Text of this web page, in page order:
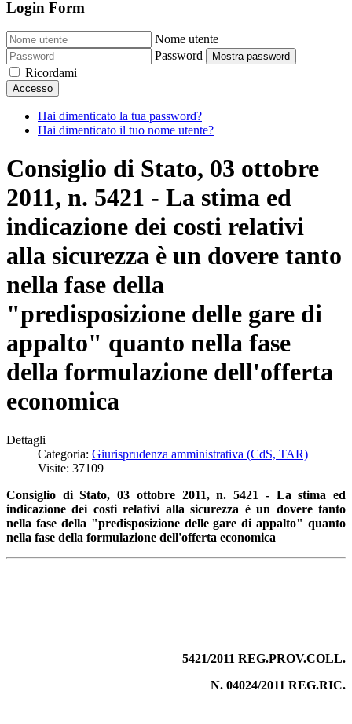
Login Form
Nome utente
Password
Mostra password
Ricordami
Accesso
Hai dimenticato la tua password?
Hai dimenticato il tuo nome utente?
Consiglio di Stato, 03 ottobre
2011, n. 5421 - La stima ed
indicazione dei costi relativi
alla sicurezza è un dovere tanto
nella fase della
"predisposizione delle gare di
appalto" quanto nella fase
della formulazione dell'offerta
economica
Dettagli
Categoria: Giurisprudenza amministrativa (CdS, TAR)
Visite: 37109
Consiglio di Stato, 03 ottobre 2011, n. 5421 - La stima ed
indicazione dei costi relativi alla sicurezza è un dovere tanto
nella fase della "predisposizione delle gare di appalto" quanto
nella fase della formulazione dell'offerta economica
5421/2011 REG.PROV.COLL.
N. 04024/2011 REG.RIC.